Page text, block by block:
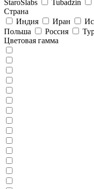
StaroSlabs
Tubadzin
Страна
Индия
Иран
Польша
Россия
Цветовая гамма